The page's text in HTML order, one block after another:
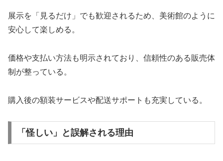
展示を「見るだけ」でも歓迎されるため、美術館のように
安心して楽しめる。
価格や支払い方法も明示されており、信頼性のある販売体
制が整っている。
購入後の額装サービスや配送サポートも充実している。
「怪しい」と誤解される理由